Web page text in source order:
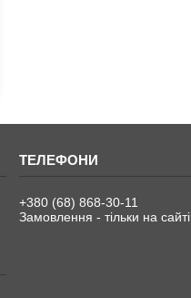
+380 (68) 868-30-11
Замовлення - тільки на сайті